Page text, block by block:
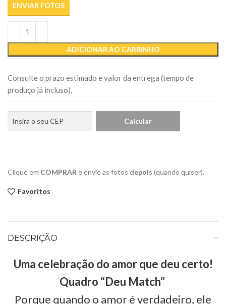
ENVIAR FOTOS
ADICIONAR AO CARRINHO
Consulte o prazo estimado e valor da entrega (tempo de
produço já incluso).
Clique em COMPRAR e envie as fotos depois (quando quiser).
Favoritos
DESCRIÇÃO
Uma celebração do amor que deu certo!
Quadro “Deu Match”
Porque quando o amor é verdadeiro, ele